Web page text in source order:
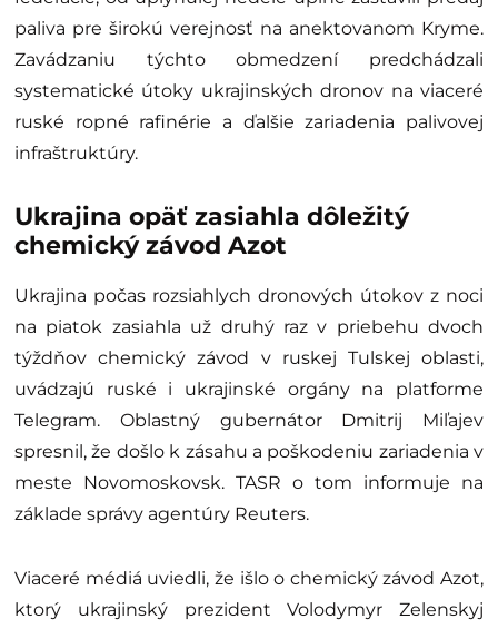
paliva pre širokú verejnosť na anektovanom Kryme.
Zavádzaniu týchto obmedzení predchádzali
systematické útoky ukrajinských dronov na viaceré
ruské ropné rafinérie a ďalšie zariadenia palivovej
infraštruktúry.
Ukrajina opäť zasiahla dôležitý
chemický závod Azot
Ukrajina počas rozsiahlych dronových útokov z noci
na piatok zasiahla už druhý raz v priebehu dvoch
týždňov chemický závod v ruskej Tulskej oblasti,
uvádzajú ruské i ukrajinské orgány na platforme
Telegram. Oblastný gubernátor Dmitrij Miľajev
spresnil, že došlo k zásahu a poškodeniu zariadenia v
meste Novomoskovsk. TASR o tom informuje na
základe správy agentúry Reuters.
Viaceré médiá uviedli, že išlo o chemický závod Azot,
ktorý ukrajinský prezident Volodymyr Zelenskyj